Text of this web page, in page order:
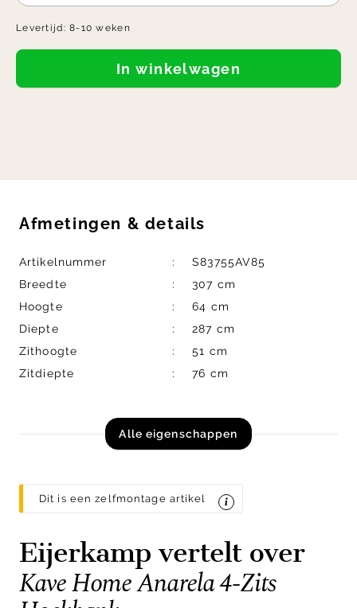
Levertijd:8-10 weken
In winkelwagen
Afmetingen & details
Artikelnummer
S83755AV85
Breedte
307 cm
Hoogte
64 cm
Diepte
287 cm
Zithoogte
51 cm
Zitdiepte
76 cm
Alle eigenschappen
Dit is een zelfmontage artikel
Eijerkamp vertelt over
Kave Home Anarela 4-Zits